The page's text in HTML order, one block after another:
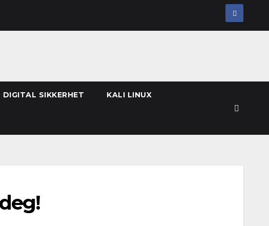
SIKKERHET KALI LINUX